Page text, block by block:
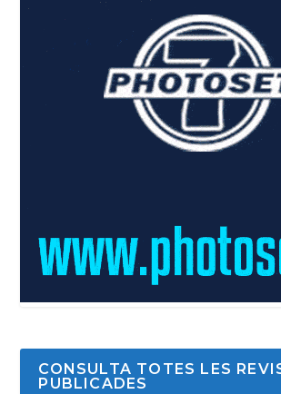
CONSULTA TOTES LES
PUBLICADES